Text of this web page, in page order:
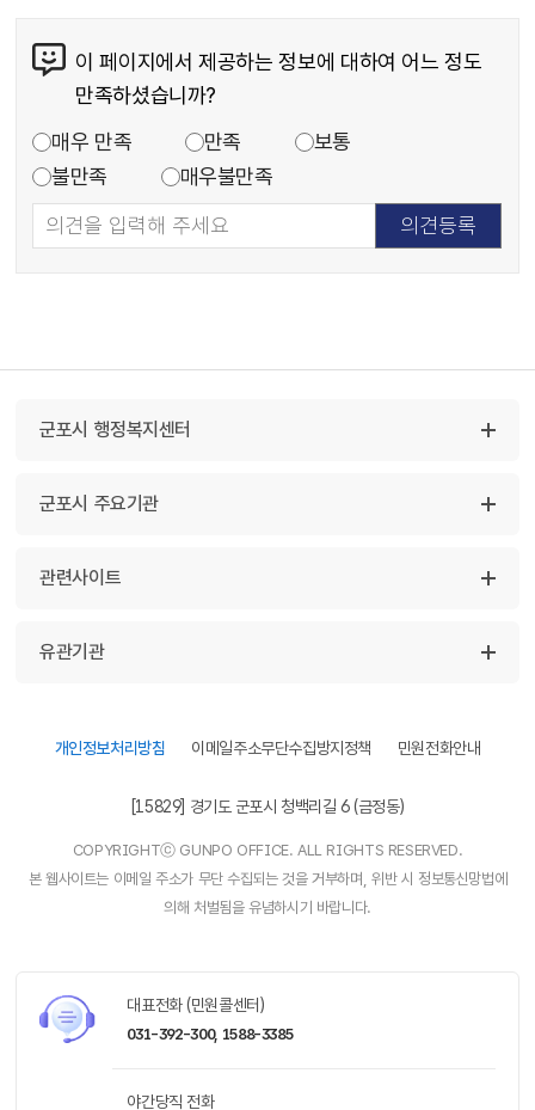
이 페이지에서 제공하는 정보에 대하여 어느 정도
만족하셨습니까?
매우 만족
만족
보통
불만족
매우불만족
군포시 행정복지센터
군포시 주요기관
관련사이트
유관기관
개인정보처리방침 이메일주소무단수집방지정책 민원전화안내
[15829] 경기도 군포시 청백리길 6 (금정동)
COPYRIGHTⓒ GUNPO OFFICE. ALL RIGHTS RESERVED.
본 웹사이트는 이메일 주소가 무단 수집되는 것을 거부하며, 위반 시 정보통신망법에
의해 처벌됨을 유념하시기 바랍니다.
대표전화 (민원콜센터)
031-392-300, 1588-3385
야간당직 전화